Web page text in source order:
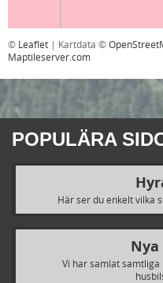
© Leaflet | Kartdata ©
Maptileserver.com
POPULÄRA
Här ser du enkelt vilka
Vi har samlat